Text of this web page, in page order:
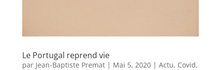
Le Portugal reprend vie
par Jean-Baptiste Premat| Mai 5, 2020| Actu, Covid,